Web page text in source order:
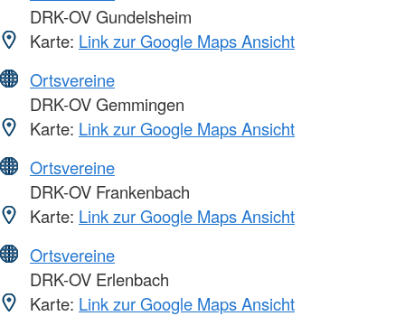
DRK-OV Gundelsheim
Karte: Link zur Google Maps Ansicht
Ortsvereine
DRK-OV Gemmingen
Karte: Link zur Google Maps Ansicht
Ortsvereine
DRK-OV Frankenbach
Karte: Link zur Google Maps Ansicht
Ortsvereine
DRK-OV Erlenbach
Karte: Link zur Google Maps Ansicht